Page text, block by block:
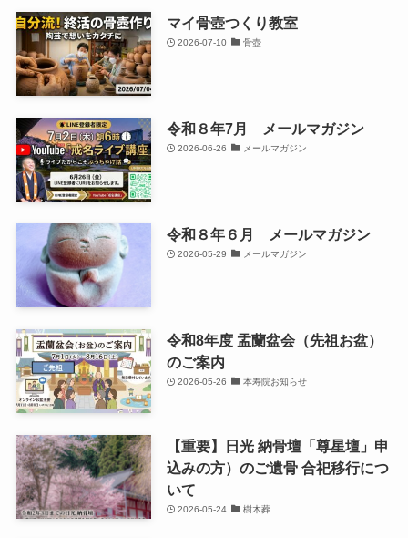
マイ骨壺つくり教室
2026-07-10 骨壺
令和８年7月 メールマガジン
2026-06-26 メールマガジン
令和８年６月 メールマガジン
2026-05-29 メールマガジン
令和8年度 盂蘭盆会（先祖お盆）
のご案内
2026-05-26 本寿院お知らせ
【重要】日光 納骨壇「尊星壇」申
込みの方）のご遺骨 合祀移行につ
いて
2026-05-24 樹木葬